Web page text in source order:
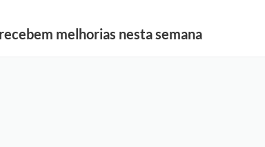
melhorias nesta semana